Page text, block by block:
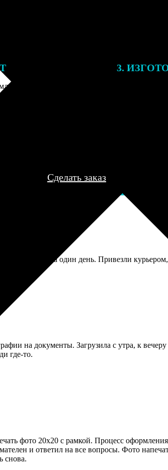
заказа с вами свяжется
для обсуждения деталей
согласования и
заказа по телефону и
мы приступим к его
3.
Все заказы
рабочего
курьеру для
Сделать заказ
Срочно, за один день. Привезли
на документы. Загрузила с утра, к
где-то.
фото 20х20 с рамкой. Процесс
и ответил на все вопросы. Фото
снова.